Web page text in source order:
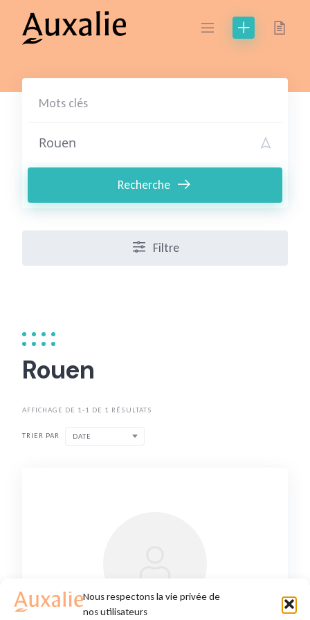
Nous respectons la vie privée de
nos utilisateurs
content
Recherche
Filtre
Rouen
AFFICHAGE DE 1-1 DE 1 RÉSULTATS
TRIER PAR DATE